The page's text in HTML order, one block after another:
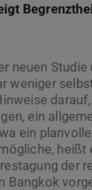
neuen
weniger
ein
ein
heißt
der
Bangkok